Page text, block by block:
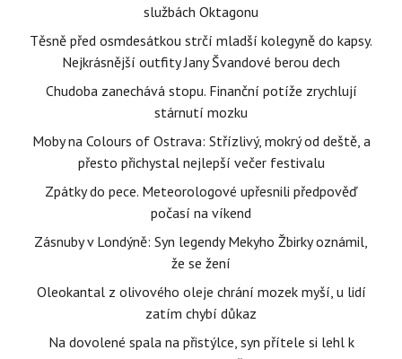
službách Oktagonu
Těsně před osmdesátkou strčí mladší kolegyně do kapsy.
Nejkrásnější outfity Jany Švandové berou dech
Chudoba zanechává stopu. Finanční potíže zrychlují
stárnutí mozku
Moby na Colours of Ostrava: Střízlivý, mokrý od deště, a
přesto přichystal nejlepší večer festivalu
Zpátky do pece. Meteorologové upřesnili předpověď
počasí na víkend
Zásnuby v Londýně: Syn legendy Mekyho Žbirky oznámil,
že se žení
Oleokantal z olivového oleje chrání mozek myší, u lidí
zatím chybí důkaz
Na dovolené spala na přistýlce, syn přítele si lehl k